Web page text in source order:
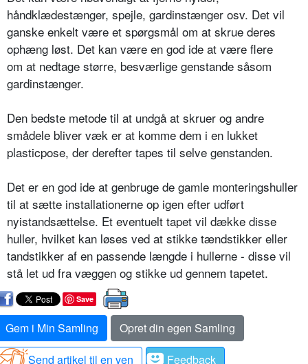
håndklædestænger, spejle, gardinstænger osv. Det vil
ganske enkelt være et spørgsmål om at skrue deres
ophæng løst. Det kan være en god ide at være flere
om at nedtage større, besværlige genstande såsom
gardinstænger.
Den bedste metode til at undgå at skruer og andre
smådele bliver væk er at komme dem i en lukket
plasticpose, der derefter tapes til selve genstanden.
Det er en god ide at genbruge de gamle monteringshuller
til at sætte installationerne op igen efter udført
nyistandsættelse. Et eventuelt tapet vil dække disse
huller, hvilket kan løses ved at stikke tændstikker eller
tandstikker af en passende længde i hullerne - disse vil
stå let ud fra væggen og stikke ud gennem tapetet.
Save
Gem i Min Samling
Opret din egen Samling
Send artikel til en ven
Feedback